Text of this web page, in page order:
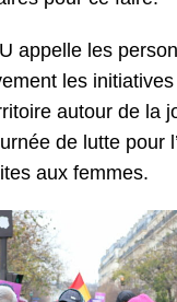
appelle les
les
autour de la
de lutte pour
aux femmes.